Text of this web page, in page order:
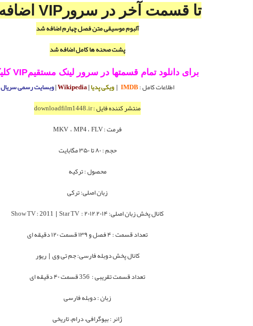
تا قسمت آخر در سرورVIP اضافه شد
آلبوم موسیقی متن فصل چهارم اضافه شد
پشت صحنه ها کامل اضافه شد
برای دانلود تمام قسمتها در سرور لینک مستقیمVIP کلیک کنید
اطلاعات کامل :IMDB
|ویکی پدیا|
|وبسایت رسمی سریال
منتشر کننده فایل :downloadfilm1448.ir
فرمت : MKV ، MP4 ، FLV
حجم : ۸۰ تا ۳۵۰ مگابایت
محصول : ترکیه
زبان اصلی: ترکی
کانال پخش زبان اصلی:
Show TV: 2011 |Star TV: ۲۰۱۲–۲۰۱۴
تعداد قسمت : ۴ فصل و ۱۳۹ قسمت ۱۲۰ دقیقه ای
کانال پخش دوبله فارسی: جم تی وی| ریور
تعداد قسمت تقریبی : 356 قسمت ۴۰ دقیقه ای
زبان : دوبله فارسی
ژانر : بیوگرافی، درام، تاریخی